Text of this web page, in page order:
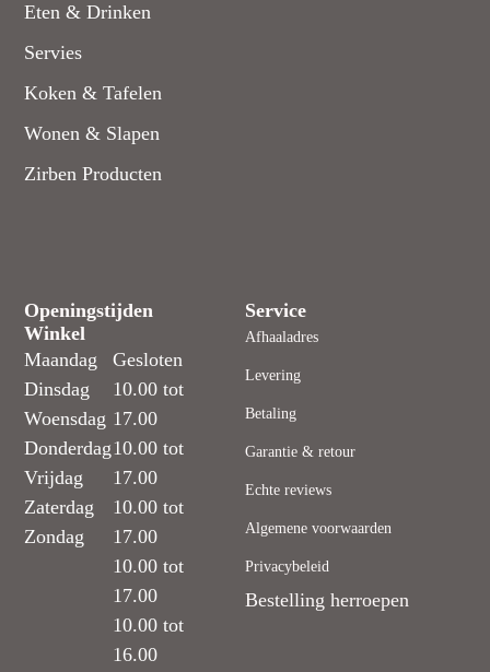
Eten & Drinken
Servies
Koken & Tafelen
Wonen & Slapen
Zirben Producten
Openingstijden
Winkel
Maandag
Dinsdag
Woensdag
Donderdag
Vrijdag
Zaterdag
Zondag
Gesloten
10.00 tot
17.00
10.00 tot
17.00
10.00 tot
17.00
10.00 tot
17.00
10.00 tot
16.00
Service
Afhaaladres
Levering
Betaling
Garantie & retour
Echte reviews
Algemene voorwaarden
Privacybeleid
Bestelling herroepen